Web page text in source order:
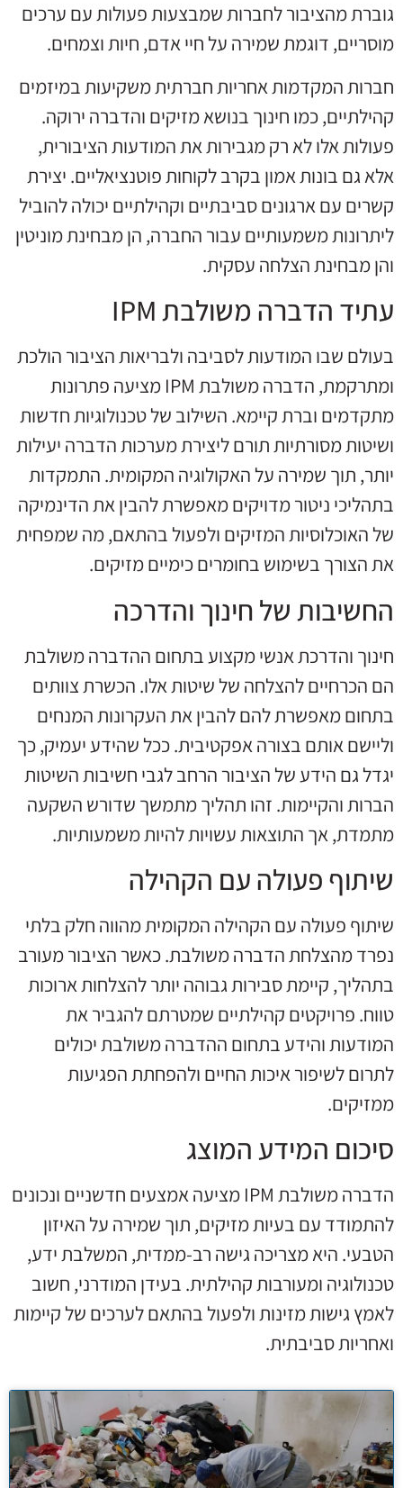
גוברת מהציבור לחברות שמבצעות פעולות עם ערכים
מוסריים, דוגמת שמירה על חיי אדם, חיות וצמחים.
חברות המקדמות אחריות חברתית משקיעות במיזמים
קהילתיים, כמו חינוך בנושא מזיקים והדברה ירוקה.
פעולות אלו לא רק מגבירות את המודעות הציבורית,
אלא גם בונות אמון בקרב לקוחות פוטנציאליים. יצירת
קשרים עם ארגונים סביבתיים וקהילתיים יכולה להוביל
ליתרונות משמעותיים עבור החברה, הן מבחינת מוניטין
והן מבחינת הצלחה עסקית.
עתיד הדברה משולבת IPM
בעולם שבו המודעות לסביבה ולבריאות הציבור הולכת
ומתרקמת, הדברה משולבת IPM מציעה פתרונות
מתקדמים וברת קיימא. השילוב של טכנולוגיות חדשות
ושיטות מסורתיות תורם ליצירת מערכות הדברה יעילות
יותר, תוך שמירה על האקולוגיה המקומית. התמקדות
בתהליכי ניטור מדויקים מאפשרת להבין את הדינמיקה
של האוכלוסיות המזיקים ולפעול בהתאם, מה שמפחית
את הצורך בשימוש בחומרים כימיים מזיקים.
החשיבות של חינוך והדרכה
חינוך והדרכת אנשי מקצוע בתחום ההדברה משולבת
הם הכרחיים להצלחה של שיטות אלו. הכשרת צוותים
בתחום מאפשרת להם להבין את העקרונות המנחים
וליישם אותם בצורה אפקטיבית. ככל שהידע יעמיק, כך
יגדל גם הידע של הציבור הרחב לגבי חשיבות השיטות
הברות והקיימות. זהו תהליך מתמשך שדורש השקעה
מתמדת, אך התוצאות עשויות להיות משמעותיות.
שיתוף פעולה עם הקהילה
שיתוף פעולה עם הקהילה המקומית מהווה חלק בלתי
נפרד מהצלחת הדברה משולבת. כאשר הציבור מעורב
בתהליך, קיימת סבירות גבוהה יותר להצלחות ארוכות
טווח. פרויקטים קהילתיים שמטרתם להגביר את
המודעות והידע בתחום ההדברה משולבת יכולים
לתרום לשיפור איכות החיים ולהפחתת הפגיעות
ממזיקים.
סיכום המידע המוצג
הדברה משולבת IPM מציעה אמצעים חדשניים ונכונים
להתמודד עם בעיות מזיקים, תוך שמירה על האיזון
הטבעי. היא מצריכה גישה רב-ממדית, המשלבת ידע,
טכנולוגיה ומעורבות קהילתית. בעידן המודרני, חשוב
לאמץ גישות מזינות ולפעול בהתאם לערכים של קיימות
ואחריות סביבתית.